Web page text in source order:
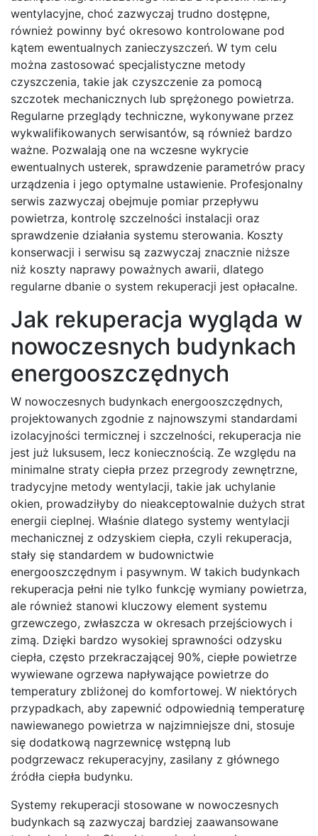
wentylacyjne, choć zazwyczaj trudno dostępne,
również powinny być okresowo kontrolowane pod
kątem ewentualnych zanieczyszczeń. W tym celu
można zastosować specjalistyczne metody
czyszczenia, takie jak czyszczenie za pomocą
szczotek mechanicznych lub sprężonego powietrza.
Regularne przeglądy techniczne, wykonywane przez
wykwalifikowanych serwisantów, są również bardzo
ważne. Pozwalają one na wczesne wykrycie
ewentualnych usterek, sprawdzenie parametrów pracy
urządzenia i jego optymalne ustawienie. Profesjonalny
serwis zazwyczaj obejmuje pomiar przepływu
powietrza, kontrolę szczelności instalacji oraz
sprawdzenie działania systemu sterowania. Koszty
konserwacji i serwisu są zazwyczaj znacznie niższe
niż koszty naprawy poważnych awarii, dlatego
regularne dbanie o system rekuperacji jest opłacalne.
Jak rekuperacja wygląda w
nowoczesnych budynkach
energooszczędnych
W nowoczesnych budynkach energooszczędnych,
projektowanych zgodnie z najnowszymi standardami
izolacyjności termicznej i szczelności, rekuperacja nie
jest już luksusem, lecz koniecznością. Ze względu na
minimalne straty ciepła przez przegrody zewnętrzne,
tradycyjne metody wentylacji, takie jak uchylanie
okien, prowadziłyby do nieakceptowalnie dużych strat
energii cieplnej. Właśnie dlatego systemy wentylacji
mechanicznej z odzyskiem ciepła, czyli rekuperacja,
stały się standardem w budownictwie
energooszczędnym i pasywnym. W takich budynkach
rekuperacja pełni nie tylko funkcję wymiany powietrza,
ale również stanowi kluczowy element systemu
grzewczego, zwłaszcza w okresach przejściowych i
zimą. Dzięki bardzo wysokiej sprawności odzysku
ciepła, często przekraczającej 90%, ciepłe powietrze
wywiewane ogrzewa napływające powietrze do
temperatury zbliżonej do komfortowej. W niektórych
przypadkach, aby zapewnić odpowiednią temperaturę
nawiewanego powietrza w najzimniejsze dni, stosuje
się dodatkową nagrzewnicę wstępną lub
podgrzewacz rekuperacyjny, zasilany z głównego
źródła ciepła budynku.
Systemy rekuperacji stosowane w nowoczesnych
budynkach są zazwyczaj bardziej zaawansowane